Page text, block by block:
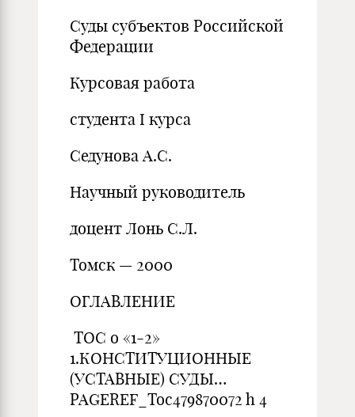
Суды субъектов Российской
Федерации
Курсовая работа
студента I курса
Седунова А.С.
Научный руководитель
доцент Лонь С.Л.
Томск — 2000
ОГЛАВЛЕНИЕ
TOC o «1-2»
1.КОНСТИТУЦИОННЫЕ
(УСТАВНЫЕ) СУДЫ…
PAGEREF_Toc479870072 h 4